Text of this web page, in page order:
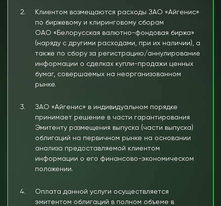
Клиентом возмещаются расходы ЗАО «Айгенис»
по биржевому и клиринговому сборам
ОАО «Белорусская валютно-фондовая биржа»
(наряду с другими расходами, при их наличии), а
также по сбору за регистрацию/аннулирование
информации о сделках купли-продажи ценных
бумаг, совершаемых на неорганизованном
рынке.
ЗАО «Айгенис» в индивидуальном порядке
принимает решение в части гарантирования
Эмитенту размещения выпуска (части выпуска)
облигаций на первичном рынке на основании
анализа предоставляемой клиентом
информации о его финансово-экономическом
положении.
Оплата данной услуги осуществляется
эмитентом облигаций в полном объеме в